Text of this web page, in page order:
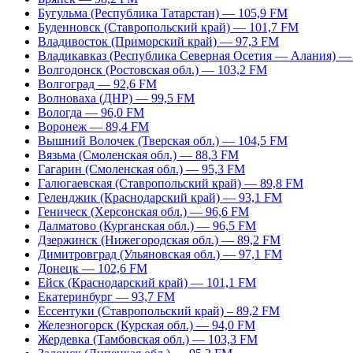
Бугульма (Республика Татарстан) — 105,9 FM
Буденновск (Ставропольский край) — 101,7 FM
Владивосток (Приморский край) — 97,3 FM
Владикавказ (Республика Северная Осетия — Алания)
Волгодонск (Ростовская обл.) — 103,2 FM
Волгоград — 92,6 FM
Волноваха (ДНР) — 99,5 FM
Вологда — 96,0 FM
Воронеж — 89,4 FM
Вышний Волочек (Тверская обл.) — 104,5 FM
Вязьма (Смоленская обл.) — 88,3 FM
Гагарин (Смоленская обл.) — 95,3 FM
Галюгаевская (Ставропольский край) — 89,8 FM
Геленджик (Краснодарский край) — 93,1 FM
Геническ (Херсонская обл.) — 96,6 FM
Далматово (Курганская обл.) — 96,5 FM
Дзержинск (Нижегородская обл.) — 89,2 FM
Димитровград (Ульяновская обл.) — 97,1 FM
Донецк — 102,6 FM
Ейск (Краснодарский край) — 101,1 FM
Екатеринбург — 93,7 FM
Ессентуки (Ставропольский край) – 89,2 FM
Железногорск (Курская обл.) — 94,0 FM
Жердевка (Тамбовская обл.) — 103,3 FM